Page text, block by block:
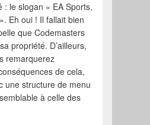
: le slogan « EA Sports,
Eh oui ! Il fallait bien
que Codemasters
propriété. D’ailleurs,
remarquerez
de cela,
une structure de menu
à celle des